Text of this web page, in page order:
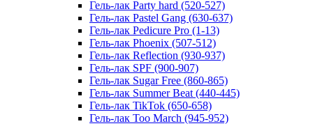
Гель-лак Party hard (520-527)
Гель-лак Pastel Gang (630-637)
Гель-лак Pedicure Pro (1-13)
Гель-лак Phoenix (507-512)
Гель-лак Reflection (930-937)
Гель-лак SPF (900-907)
Гель-лак Sugar Free (860-865)
Гель-лак Summer Beat (440-445)
Гель-лак TikTok (650-658)
Гель-лак Too March (945-952)